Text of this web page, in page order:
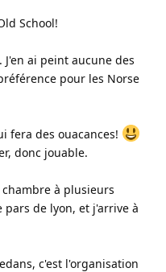
School!
J'en ai peint aucune des
pour les Norse
fera des ouacances!
donc jouable.
à plusieurs
pars de lyon, et j'arrive à
c'est l'organisation